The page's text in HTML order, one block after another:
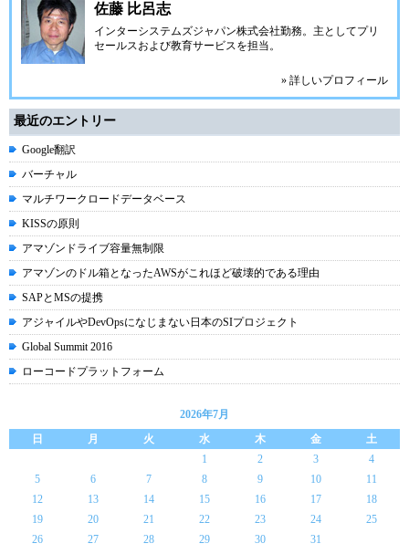
佐藤 比呂志
インターシステムズジャパン株式会社勤務。主としてプリ
セールスおよび教育サービスを担当。
» 詳しいプロフィール
最近のエントリー
Google翻訳
バーチャル
マルチワークロードデータベース
KISSの原則
アマゾンドライブ容量無制限
アマゾンのドル箱となったAWSがこれほど破壊的である理由
SAPとMSの提携
アジャイルやDevOpsになじまない日本のSIプロジェクト
Global Summit 2016
ローコードプラットフォーム
2026年7月
日
月 火 水 木 金
土
1
2 3
4
5
6 7 8 9 10
11
12
13 14 15 16 17
18
19
20 21 22 23 24
25
26
27 28 29 30 31